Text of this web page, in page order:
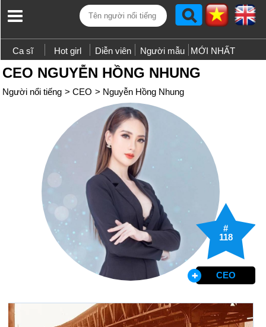
Ca sĩ Hot girl Diễn viên Người mẫu MỚI NHẤT
CEO NGUYỄN HỒNG NHUNG
Người nổi tiếng > CEO > Nguyễn Hồng Nhung
#
118
CEO